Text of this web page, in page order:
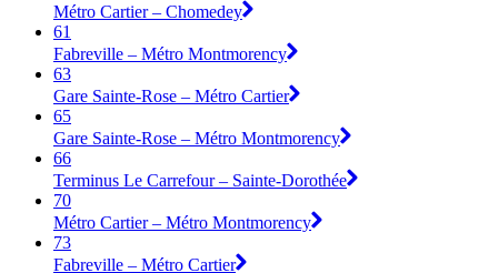
Métro Cartier – Chomedey
61
Fabreville – Métro Montmorency
63
Gare Sainte-Rose – Métro Cartier
65
Gare Sainte-Rose – Métro Montmorency
66
Terminus Le Carrefour – Sainte-Dorothée
70
Métro Cartier – Métro Montmorency
73
Fabreville – Métro Cartier